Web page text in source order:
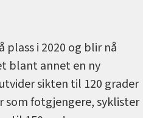
plass i 2020 og blir nå
blant annet en ny
sikten til 120 grader
som fotgjengere, syklister